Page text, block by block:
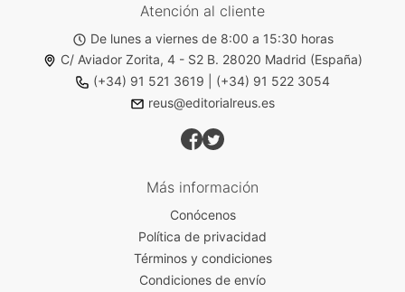
Atención al cliente
De lunes a viernes de 8:00 a 15:30 horas
C/ Aviador Zorita, 4 - S2 B. 28020 Madrid (España)
(+34) 91 521 3619
(+34) 91 522 3054
reus@editorialreus.es
Más información
Conócenos
Política de privacidad
Términos y condiciones
Condiciones de envío